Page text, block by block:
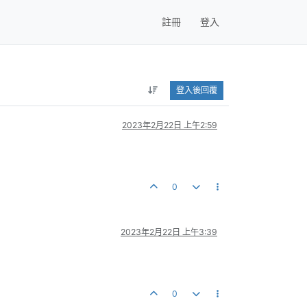
註冊 登入
登入後回覆
2023年2月22日 上午2:59
0
2023年2月22日 上午3:39
0